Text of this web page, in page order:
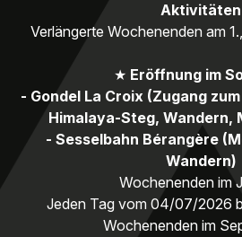
Aktivitäten
Verlängerte Wochenenden am
★ Eröffnung im
- Gondel La Croix (Zugang
Himalaya-Steg, Wandern,
- Sesselbahn Bérangère
Wandern)
Wochenenden im
Jeden Tag vom 04/07/2026
Wochenenden im